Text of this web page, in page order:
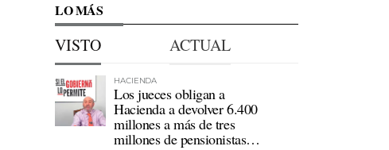
LO MÁS
VISTO ACTUAL
HACIENDA
Los jueces obligan a
Hacienda a devolver 6.400
millones a más de tres
millones de pensionistas